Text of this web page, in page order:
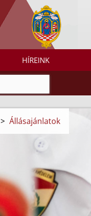
HÍREINK
> Állásajánlatok